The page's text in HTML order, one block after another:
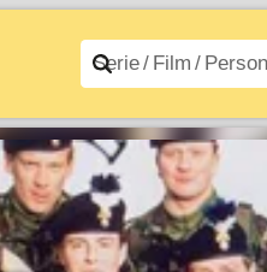
Filme A–Z